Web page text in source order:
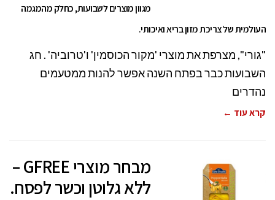
מגוון מוצרים לשבועות, כחלק מהמגמה
העולמית של צריכת מזון בריא ואיכותי.
"גורי", מצרפת את מוצרי 'מקור הכוסמין' ו'טרוביה' . חג
השבועות כבר בפתח השנה אפשר להנות ממטעמים
נהדרים
קרא עוד ←
מבחר מוצרי GFREE –
ללא גלוטן וכשר לפסח.